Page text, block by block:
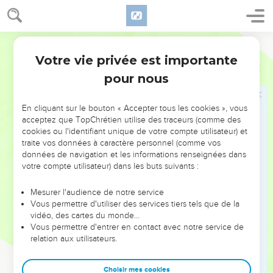
Colossiens 2
tout cela n’était que l'ombre des choses à venir, mais la
réalité est en Christ.
Que personne, par son goût d’une fausse humilité et du
culte des anges, ne vous prive de la victoire. Plongé dans
ses visions, un tel homme est sans raison enflé d’orgueil
sous l’effet de ses pensées tout humaines,
et il ne s'attache pas à celui qui est la tête. C’est pourtant
d’elle que tout le corps, bien nourri et solidement assemblé
par ses articulations et ses liens, tire la croissance que Dieu
donne.
Si vous êtes morts avec Christ aux principes élémentaires
qui régissent le monde, pourquoi, comme si vous viviez dans
le monde, vous soumettez-vous à toutes ces règles :
21
Elles ne concernent que des choses destinées à
Votre vie privée est importante
pour nous
En cliquant sur le bouton « Accepter tous les cookies », vous
acceptez que TopChrétien utilise des traceurs (comme des
cookies ou l'identifiant unique de votre compte utilisateur) et
traite vos données à caractère personnel (comme vos
données de navigation et les informations renseignées dans
votre compte utilisateur) dans les buts suivants :
Mesurer l'audience de notre service
Vous permettre d'utiliser des services tiers tels que de la
vidéo, des cartes du monde…
Vous permettre d'entrer en contact avec notre service de
relation aux utilisateurs.
Choisir mes cookies